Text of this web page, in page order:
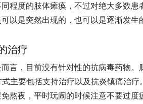
程度的肢体瘫痪，不过对绝大多数患
以是突然出现的，也可以是逐渐发生
治疗
言，目前没有针对性的抗病毒药物。
主要包括支持治疗以及抗炎镇痛治
熬夜，平时玩闹的时候注意不要过度